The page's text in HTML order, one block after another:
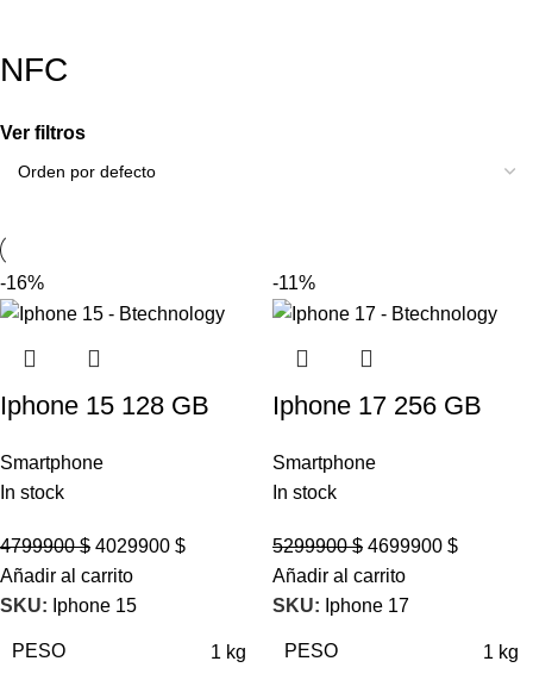
NFC
Ver filtros
-16%
Iphone 15 128 GB
Smartphone
In stock
4799900$ 4029900 $
Añadir al carrito
SKU: Iphone 15
PESO 1 kg
-11%
Iphone 17 256 GB
Smartphone
In stock
5299900$ 4699900 $
Añadir al carrito
SKU: Iphone 17
PESO 1 kg